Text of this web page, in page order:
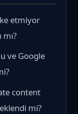
etmiyor
mı?
ve Google
content
mi?